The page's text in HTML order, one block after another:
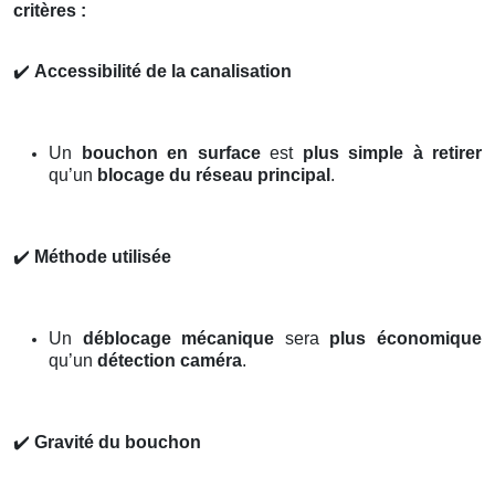
critères :
✔️ Accessibilité de la canalisation
Un bouchon en surfaceest plus simple à retirer
qu’un blocage du réseau principal .
✔️ Méthode utilisée
Un déblocage mécanique sera plus économique
qu’un détection caméra.
✔️ Gravité du bouchon